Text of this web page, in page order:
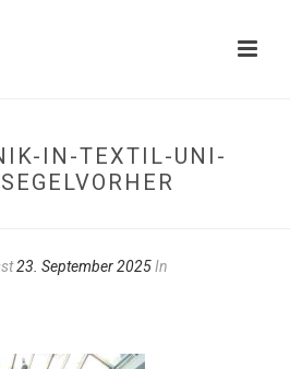
IN-TEXTIL-UNI-
23. September 2025In